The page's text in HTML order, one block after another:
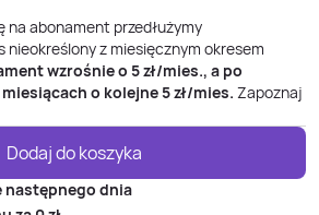
na abonament przedłużymy
z miesięcznym okresem
wzrośnie o 5zł/mies., a po
o kolejne5zł/mies. Zapoznaj
Dodaj do koszyka
następnego dnia